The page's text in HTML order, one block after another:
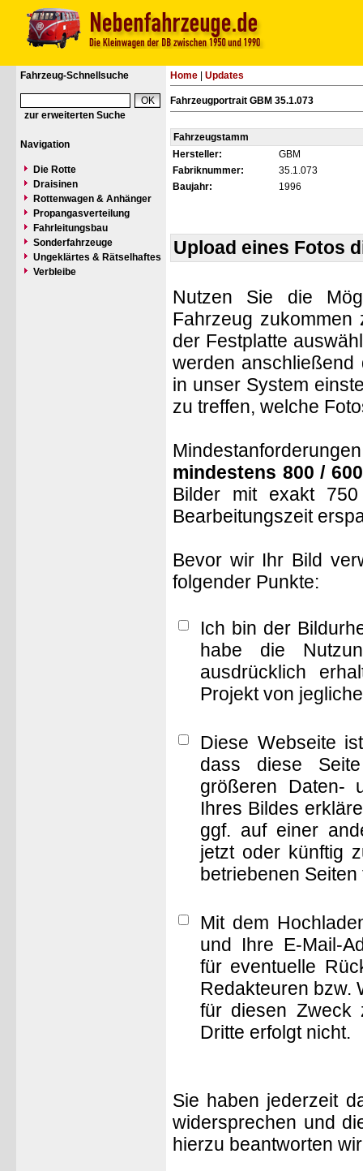
Fahrzeug-Schnellsuche
zur erweiterten Suche
Navigation
Die Rotte
Draisinen
Rottenwagen & Anhänger
Propangasverteilung
Fahrleitungsbau
Sonderfahrzeuge
Ungeklärtes & Rätselhaftes
Verbleibe
Home Updates
Fahrzeugportrait GBM 35.1.073
Fahrzeugstamm
Hersteller:
GBM
Fabriknummer:
35.1.073
Baujahr:
1996
Upload eines Fotos
Nutzen Sie die
Fahrzeug
der Festplatte
werden anschließend
in unser System
zu treffen, welche
mindestens 800 /
Bilder mit exakt
Bearbeitungszeit
Bevor wir Ihr Bild
folgender Punkte:
Ich bin der
habe die
ausdrücklich
Projekt von
Diese Webseite
dass diese
größeren Daten-
Ihres Bildes
ggf. auf einer
jetzt oder künftig
betriebenen
Mit dem
und Ihre E-Mail-
für eventuelle
Redakteuren bzw.
für diesen Zweck
Dritte erfolgt nicht.
Sie haben jederzeit
widersprechen und
hierzu beantworten